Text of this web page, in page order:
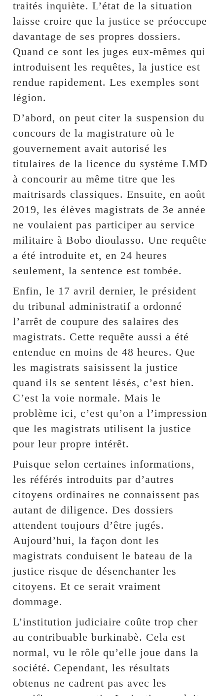
traités inquiète. L’état de la situation
laisse croire que la justice se préoccupe
davantage de ses propres dossiers.
Quand ce sont les juges eux-mêmes qui
introduisent les requêtes, la justice est
rendue rapidement. Les exemples sont
légion.
D’abord, on peut citer la suspension du
concours de la magistrature où le
gouvernement avait autorisé les
titulaires de la licence du système LMD
à concourir au même titre que les
maitrisards classiques. Ensuite, en août
2019, les élèves magistrats de 3e année
ne voulaient pas participer au service
militaire à Bobo dioulasso. Une requête
a été introduite et, en 24 heures
seulement, la sentence est tombée.
Enfin, le 17 avril dernier, le président
du tribunal administratif a ordonné
l’arrêt de coupure des salaires des
magistrats. Cette requête aussi a été
entendue en moins de 48 heures. Que
les magistrats saisissent la justice
quand ils se sentent lésés, c’est bien.
C’est la voie normale. Mais le
problème ici, c’est qu’on a l’impression
que les magistrats utilisent la justice
pour leur propre intérêt.
Puisque selon certaines informations,
les référés introduits par d’autres
citoyens ordinaires ne connaissent pas
autant de diligence. Des dossiers
attendent toujours d’être jugés.
Aujourd’hui, la façon dont les
magistrats conduisent le bateau de la
justice risque de désenchanter les
citoyens. Et ce serait vraiment
dommage.
L’institution judiciaire coûte trop cher
au contribuable burkinabè. Cela est
normal, vu le rôle qu’elle joue dans la
société. Cependant, les résultats
obtenus ne cadrent pas avec les